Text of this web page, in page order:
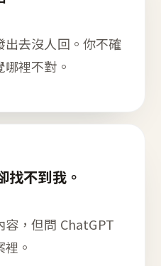
去沒人回。你不確
裡不對。
找不到我。
，但問 ChatGPT
。